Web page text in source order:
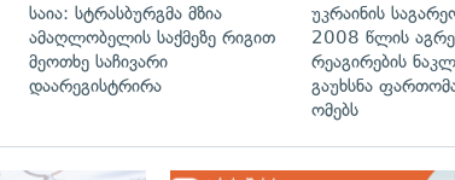
საია: სტრასბურგმა მზია
ამაღლობელის საქმეზე რიგით
მეოთხე საჩივარი
დაარეგისტრირა
უკრაინის
2008 წლის
რეაგირების
გაუხსნა
ომებს